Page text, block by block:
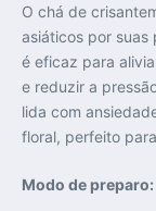
O chá de
asiáticos por suas
é eficaz para
e reduzir a
lida com
floral, perfeito
Modo de preparo: